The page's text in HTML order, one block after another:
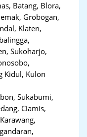
Batang, Blora,
Grobogan,
Klaten,
Sukoharjo,
Kidul, Kulon
Sukabumi,
Ciamis,